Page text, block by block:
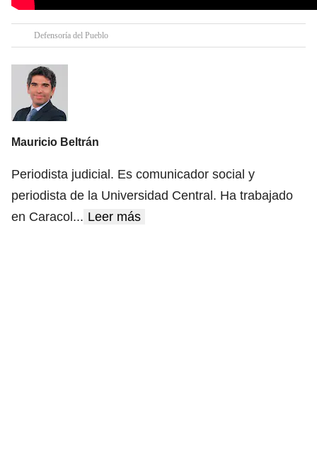
Defensoría del Pueblo
Mauricio Beltrán
Periodista judicial. Es comunicador social y
periodista de la Universidad Central. Ha trabajado
en Caracol ... Leer más